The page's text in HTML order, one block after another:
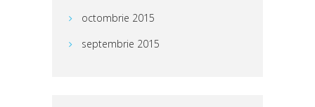
octombrie 2015
septembrie 2015